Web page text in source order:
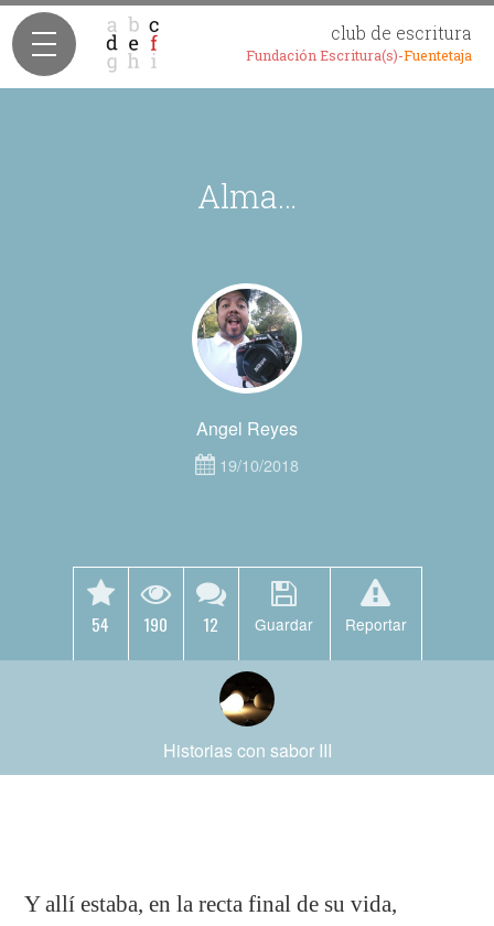
club de escritura
Fundación Escritura(s)-Fuentetaja
Alma…
Angel Reyes
19/10/2018
54 190 12 Guardar Reportar
Historias con sabor III
Y allí estaba, en la recta final de su vida,